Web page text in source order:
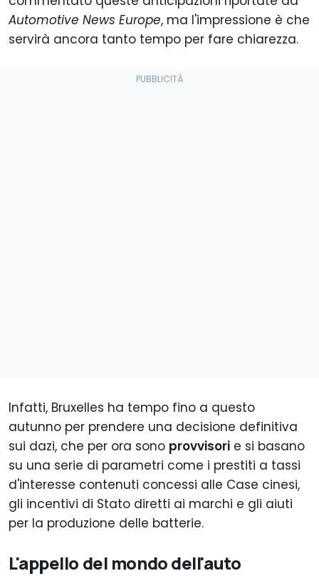
Automotive News Europe, ma l'impressione è che
servirà ancora tanto tempo per fare chiarezza.
Infatti, Bruxelles ha tempo fino a questo
autunno per prendere una decisione definitiva
sui dazi, che per ora sono provvisori e si basano
su una serie di parametri come i prestiti a tassi
d'interesse contenuti concessi alle Case cinesi,
gli incentivi di Stato diretti ai marchi e gli aiuti
per la produzione delle batterie.
L'appello del mondo dell'auto